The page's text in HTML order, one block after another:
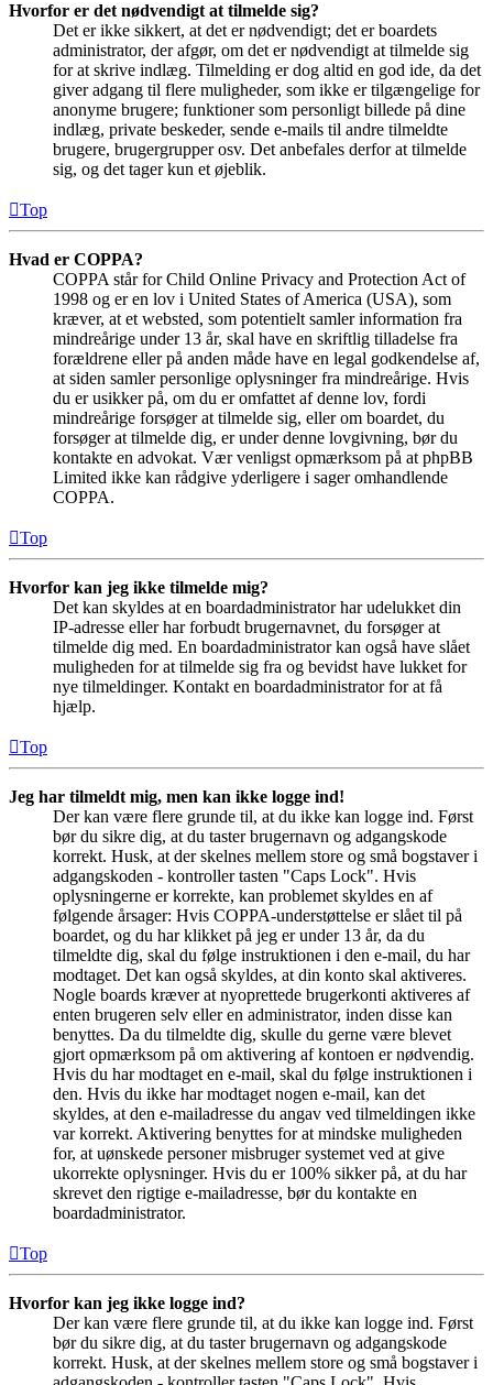
Hvorfor er det nødvendigt at tilmelde sig?
Det er ikke sikkert, at det er nødvendigt; det er boardets
administrator, der afgør, om det er nødvendigt at tilmelde sig
for at skrive indlæg. Tilmelding er dog altid en god ide, da det
giver adgang til flere muligheder, som ikke er tilgængelige for
anonyme brugere; funktioner som personligt billede på dine
indlæg, private beskeder, sende e-mails til andre tilmeldte
brugere, brugergrupper osv. Det anbefales derfor at tilmelde
sig, og det tager kun et øjeblik.
Top
Hvad er COPPA?
COPPA står for Child Online Privacy and Protection Act of
1998 og er en lov i United States of America (USA), som
kræver, at et websted, som potentielt samler information fra
mindreårige under 13 år, skal have en skriftlig tilladelse fra
forældrene eller på anden måde have en legal godkendelse af,
at siden samler personlige oplysninger fra mindreårige. Hvis
du er usikker på, om du er omfattet af denne lov, fordi
mindreårige forsøger at tilmelde sig, eller om boardet, du
forsøger at tilmelde dig, er under denne lovgivning, bør du
kontakte en advokat. Vær venligst opmærksom på at phpBB
Limited ikke kan rådgive yderligere i sager omhandlende
COPPA.
Top
Hvorfor kan jeg ikke tilmelde mig?
Det kan skyldes at en boardadministrator har udelukket din
IP-adresse eller har forbudt brugernavnet, du forsøger at
tilmelde dig med. En boardadministrator kan også have slået
muligheden for at tilmelde sig fra og bevidst have lukket for
nye tilmeldinger. Kontakt en boardadministrator for at få
hjælp.
Top
Jeg har tilmeldt mig, men kan ikke logge ind!
Der kan være flere grunde til, at du ikke kan logge ind. Først
bør du sikre dig, at du taster brugernavn og adgangskode
korrekt. Husk, at der skelnes mellem store og små bogstaver i
adgangskoden - kontroller tasten "Caps Lock". Hvis
oplysningerne er korrekte, kan problemet skyldes en af
følgende årsager: Hvis COPPA-understøttelse er slået til på
boardet, og du har klikket på jeg er under 13 år, da du
tilmeldte dig, skal du følge instruktionen i den e-mail, du har
modtaget. Det kan også skyldes, at din konto skal aktiveres.
Nogle boards kræver at nyoprettede brugerkonti aktiveres af
enten brugeren selv eller en administrator, inden disse kan
benyttes. Da du tilmeldte dig, skulle du gerne være blevet
gjort opmærksom på om aktivering af kontoen er nødvendig.
Hvis du har modtaget en e-mail, skal du følge instruktionen i
den. Hvis du ikke har modtaget nogen e-mail, kan det
skyldes, at den e-mailadresse du angav ved tilmeldingen ikke
var korrekt. Aktivering benyttes for at mindske muligheden
for, at uønskede personer misbruger systemet ved at give
ukorrekte oplysninger. Hvis du er 100% sikker på, at du har
skrevet den rigtige e-mailadresse, bør du kontakte en
boardadministrator.
Top
Hvorfor kan jeg ikke logge ind?
Der kan være flere grunde til, at du ikke kan logge ind. Først
bør du sikre dig, at du taster brugernavn og adgangskode
korrekt. Husk, at der skelnes mellem store og små bogstaver i